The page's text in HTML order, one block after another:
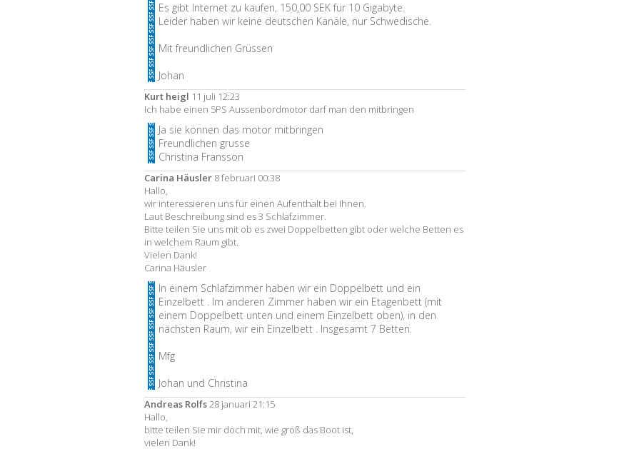
Es gibt Internet zu kaufen, 150,00 SEK für 10 Gigabyte.
Leider haben wir keine deutschen Kanäle, nur Schwedische.
Mit freundlichen Grüssen
Johan
Kurt heigl 11 juli 12:23
Ich habe einen 5PS Aussenbordmotor darf man den mitbringen
Ja sie können das motor mitbringen
Freundlichen grusse
Christina Fransson
Carina Häusler 8 februari 00:38
Hallo,
wir interessieren uns für einen Aufenthalt bei Ihnen.
Laut Beschreibung sind es 3 Schlafzimmer.
Bitte teilen Sie uns mit ob es zwei Doppelbetten gibt oder welche Betten es
in welchem Raum gibt.
Vielen Dank!
Carina Häusler
In einem Schlafzimmer haben wir ein Doppelbett und ein
Einzelbett . Im anderen Zimmer haben wir ein Etagenbett (mit
einem Doppelbett unten und einem Einzelbett oben), in den
nächsten Raum, wir ein Einzelbett . Insgesamt 7 Betten.
Mfg
Johan und Christina
Andreas Rolfs28 januari 21:15
Hallo,
bitte teilen Sie mir doch mit, wie groß das Boot ist,
vielen Dank!